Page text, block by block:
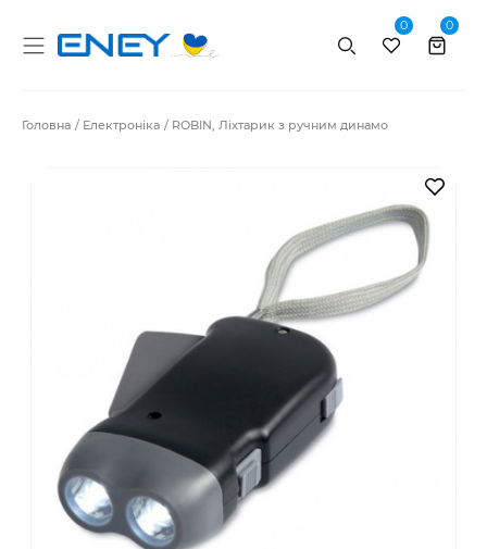
Пошук
0 0
Головна Електроніка ROBIN, Ліхтарик з ручним динамо
В